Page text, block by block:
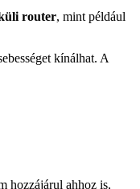
router, mint például
kínálhat. A
hozzájárul ahhoz is,